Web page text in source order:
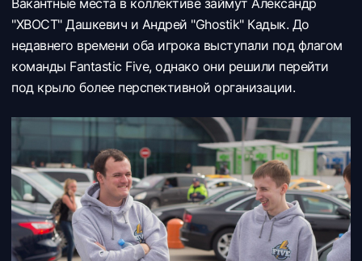
Вакантные места в коллективе займут Александр
"XBOCT" Дашкевич и Андрей "Ghostik" Кадык. До
недавнего времени оба игрока выступали под флагом
команды Fantastic Five, однако они решили перейти
под крыло более перспективной организации.